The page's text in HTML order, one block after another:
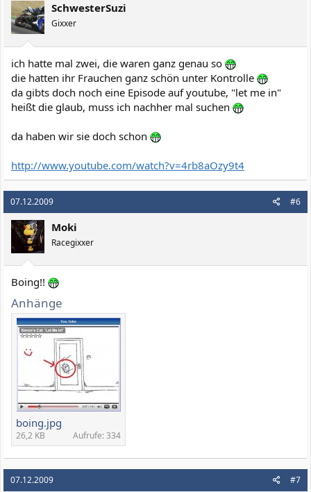
SchwesterSuzi
Gixxer
ich hatte mal zwei, die waren ganz genau so
die hatten ihr Frauchen ganz schön unter Kontrolle
da gibts doch noch eine Episode auf youtube, "let me in"
heißt die glaub, muss ich nachher mal suchen
da haben wir sie doch schon
http://www.youtube.com/watch?v=4rb8aOzy9t4
07.12.2009 #6
Moki
Racegixxer
Boing!!
Anhänge
boing.jpg
26,2 KB Aufrufe: 334
07.12.2009 #7